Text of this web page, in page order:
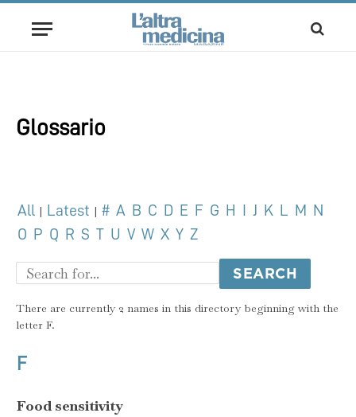
Glossario
All | Latest | # A B C D E F G H J K L M
N
O P Q R S T U V W X Y Z
There are currently 2 names in this directory beginning with the
letter F.
F
Food sensitivity